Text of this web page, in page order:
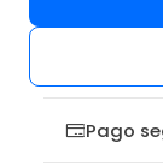
Pago